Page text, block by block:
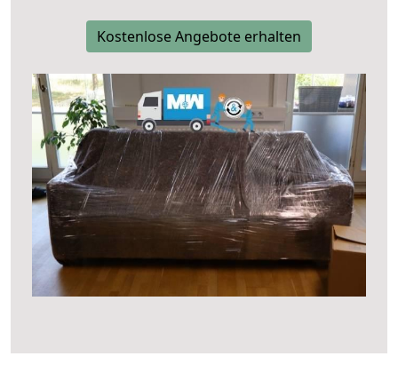
Kostenlose Angebote erhalten